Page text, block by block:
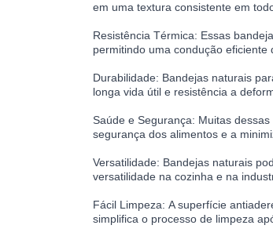
em uma textura consistente em
Resistência Térmica: Essas
permitindo uma condução eficiente
Durabilidade: Bandejas naturais
longa vida útil e resistência a
Saúde e Segurança: Muitas
segurança dos alimentos e a
Versatilidade: Bandejas naturais
versatilidade na cozinha e na
Fácil Limpeza: A superfície
simplifica o processo de limpeza